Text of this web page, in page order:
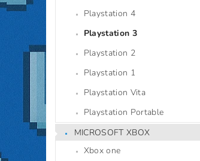
Playstation 4
Playstation 3
Playstation 2
Playstation 1
Playstation Vita
Playstation Portable
MICROSOFT XBOX
Xbox one